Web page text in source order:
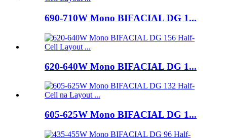
690-710W Mono BIFACIAL DG 1...
620-640W Mono BIFACIAL DG 1...
605-625W Mono BIFACIAL DG 1...